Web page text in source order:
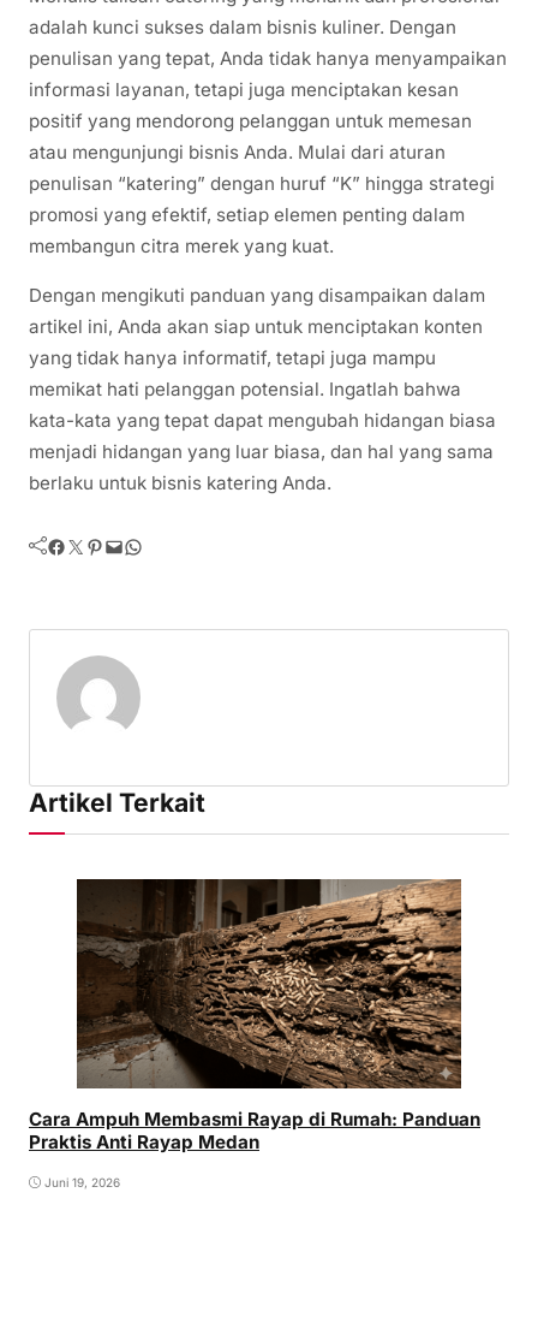
adalah kunci sukses dalam bisnis kuliner. Dengan
penulisan yang tepat, Anda tidak hanya menyampaikan
informasi layanan, tetapi juga menciptakan kesan
positif yang mendorong pelanggan untuk memesan
atau mengunjungi bisnis Anda. Mulai dari aturan
penulisan “katering” dengan huruf “K” hingga strategi
promosi yang efektif, setiap elemen penting dalam
membangun citra merek yang kuat.
Dengan mengikuti panduan yang disampaikan dalam
artikel ini, Anda akan siap untuk menciptakan konten
yang tidak hanya informatif, tetapi juga mampu
memikat hati pelanggan potensial. Ingatlah bahwa
kata-kata yang tepat dapat mengubah hidangan biasa
menjadi hidangan yang luar biasa, dan hal yang sama
berlaku untuk bisnis katering Anda.
Facebook Twitter Pinterest Mail WhatsApp
Artikel Terkait
Cara Ampuh Membasmi Rayap di Rumah: Panduan
Praktis Anti Rayap Medan
Juni 19, 2026